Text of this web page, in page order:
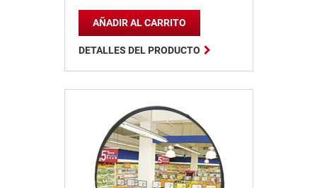

AÑADIR AL CARRITO
DETALLES DEL PRODUCTO